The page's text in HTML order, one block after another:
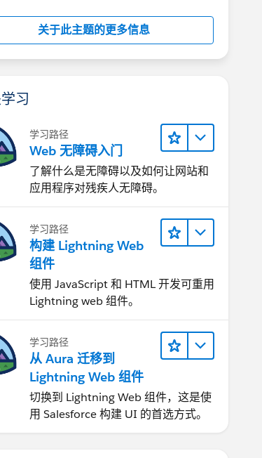
关于此主题的更多信息
习
学习路径
Web 无障碍入门
了解什么是无障碍以及如何让网站和
应用程序对残疾人无障碍。
学习路径
构建 Lightning Web
组件
使用 JavaScript 和 HTML 开发可重用
Lightning web 组件。
学习路径
从 Aura 迁移到
Lightning Web 组件
切换到 Lightning Web 组件，这是使
用 Salesforce 构建 UI 的首选方式。